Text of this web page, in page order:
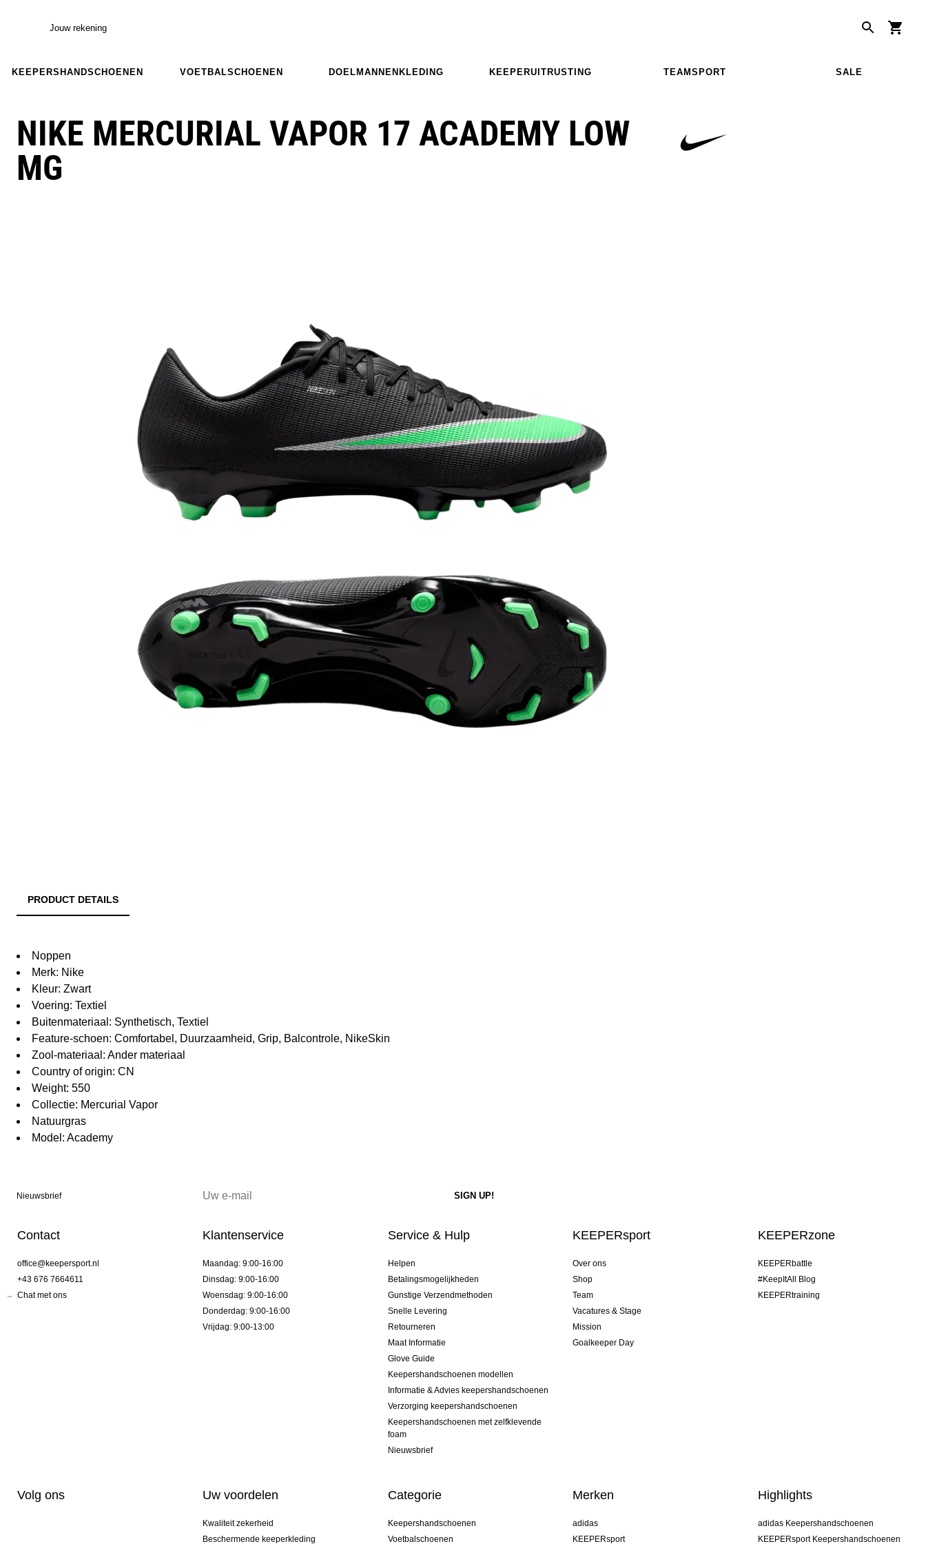
Jouw rekening
KEEPERSHANDSCHOENEN VOETBALSCHOENEN DOELMANNENKLEDING KEEPERUITRUSTING TEAMSPORT SALE
NIKE MERCURIAL VAPOR 17 ACADEMY LOW
MG
PRODUCT DETAILS
Noppen
Merk: Nike
Kleur: Zwart
Voering: Textiel
Buitenmateriaal: Synthetisch, Textiel
Feature-schoen: Comfortabel, Duurzaamheid, Grip, Balcontrole, NikeSkin
Zool-materiaal: Ander materiaal
Country of origin: CN
Weight: 550
Collectie: Mercurial Vapor
Natuurgras
Model: Academy
Nieuwsbrief
Contact
office@keepersport.nl
+43 676 7664611
Chat met ons
Klantenservice
Maandag: 9:00-16:00
Dinsdag: 9:00-16:00
Woensdag: 9:00-16:00
Donderdag: 9:00-16:00
Vrijdag: 9:00-13:00
Service & Hulp
Helpen
Betalingsmogelijkheden
Gunstige Verzendmethoden
Snelle Levering
Retourneren
Maat Informatie
Glove Guide
Keepershandschoenen modellen
Informatie & Advies keepershandschoenen
Verzorging keepershandschoenen
Keepershandschoenen met zelfklevende
foam
Nieuwsbrief
KEEPERsport
Over ons
Shop
Team
Vacatures & Stage
Mission
Goalkeeper Day
KEEPERzone
KEEPERbattle
#KeepItAll Blog
KEEPERtraining
Volg ons Uw voordelen
Kwaliteit zekerheid
Beschermende keeperkleding
Categorie
Keepershandschoenen
Voetbalschoenen
Merken
adidas
KEEPERsport
Highlights
adidas Keepershandschoenen
KEEPERsport Keepershandschoenen